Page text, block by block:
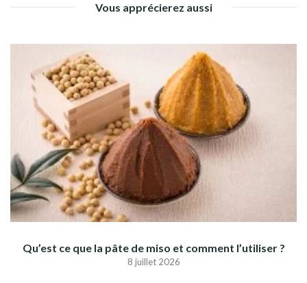
Vous apprécierez aussi
Qu’est ce que la pâte de miso et comment l’utiliser ?
8 juillet 2026